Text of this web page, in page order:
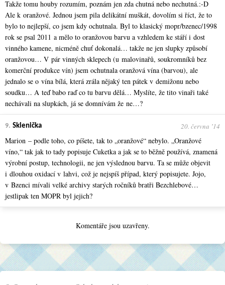
Takže tomu houby rozumím, poznám jen zda chutná nebo nechutná.:-D
Ale k oranžové. Jednou jsem pila delikátní muškát, dovolím si říct, že to
bylo to nejlepší, co jsem kdy ochutnala. Byl to klasický mopr/bzenec/1998
rok se psal 2011 a mělo to oranžovou barvu a vzhledem ke stáří i dost
vinného kamene, nicméně chuť dokonalá… takže ne jen slupky způsobí
oranžovou… V pár vinných sklepech (u malovinařů, soukromníků bez
komerční produkce vín) jsem ochutnala oranžová vína (barvou), ale
jednalo se o vína bílá, která zrála nějaký ten pátek v demižonu nebo
soudku… A teď babo raď co tu barvu dělá… Myslíte, že tito vinaři také
nechávali na slupkách, já se domnívám že ne…?
9. Sklenička 20. června ʼ14
Marion – podle toho, co píšete, tak to „oranžové“ nebylo. „Oranžové
víno,“ tak jak to tady popisuje Cuketka a jak se to běžně používá, znamená
výrobní postup, technologii, ne jen výslednou barvu. Ta se může objevit
i dlouhou oxidací v lahvi, což je nejspíš případ, který popisujete. Jojo,
v Bzenci mívali velké archivy starých ročníků bratři Bezchlebové…
jestlipak ten MOPR byl jejich?
Komentáře jsou uzavřeny.